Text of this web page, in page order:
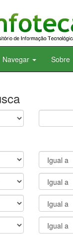
Navegar Sobre